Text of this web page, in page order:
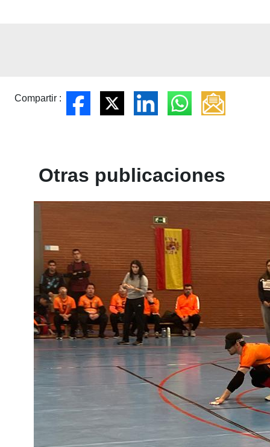
Compartir :
Otras publicaciones